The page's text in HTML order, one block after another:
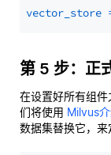
vector_store
第 5 步：正
在设置好所有组
们将使用 Milvus
数据集替换它，来